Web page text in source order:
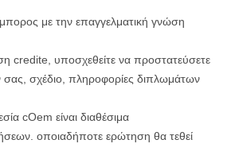
με την επαγγελματική γνώση
credite, υποσχεθείτε να προστατεύσετε
σας, σχέδιο, πληροφορίες διπλωμάτων
cOem είναι διαθέσιμα
οποιαδήποτε ερώτηση θα τεθεί